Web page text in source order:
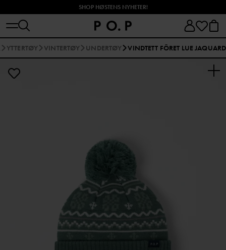
SHOP HØSTENS NYHETER!
YTTERTØY VINTERTØY UNDERTØY VINDTETT FÔRET LUE JAQUARD